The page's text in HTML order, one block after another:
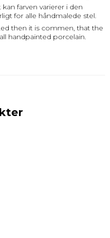
farven varierer i den
for alle håndmalede stel.
then it is commen, that the
handpainted porcelain.